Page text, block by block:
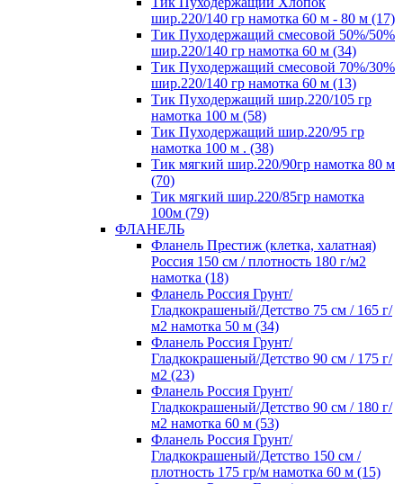
шир.220/140 гр намотка 60 м - 80 м (17)
Тик Пуходержащий смесовой 50%/50%
шир.220/140 гр намотка 60 м (34)
Тик Пуходержащий смесовой 70%/30%
шир.220/140 гр намотка 60 м (13)
Тик Пуходержащий шир.220/105 гр
намотка 100 м (58)
Тик Пуходержащий шир.220/95 гр
намотка 100 м . (38)
Тик мягкий шир.220/90гр намотка 80 м
(70)
Тик мягкий шир.220/85гр намотка
100м (79)
ФЛАНЕЛЬ
Фланель Престиж (клетка, халатная)
Россия 150 см / плотность 180 г/м2
намотка (18)
Фланель Россия Грунт/
Гладкокрашеный/Детство 75 см / 165 г/
м2 намотка 50 м (34)
Фланель Россия Грунт/
Гладкокрашеный/Детство 90 см / 175 г/
м2 (23)
Фланель Россия Грунт/
Гладкокрашеный/Детство 90 см / 180 г/
м2 намотка 60 м (53)
Фланель Россия Грунт/
Гладкокрашеный/Детство 150 см /
плотность 175 гр/м намотка 60 м (15)